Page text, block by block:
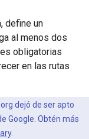
define un
al menos dos
obligatorias
en las rutas
dejó de ser apto
Google. Obtén más
.